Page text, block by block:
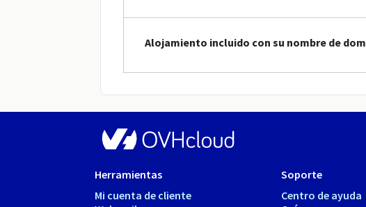
Alojamiento incluido con su nombre de
Herramientas
Mi cuenta de cliente
Soporte
Centro de ayuda